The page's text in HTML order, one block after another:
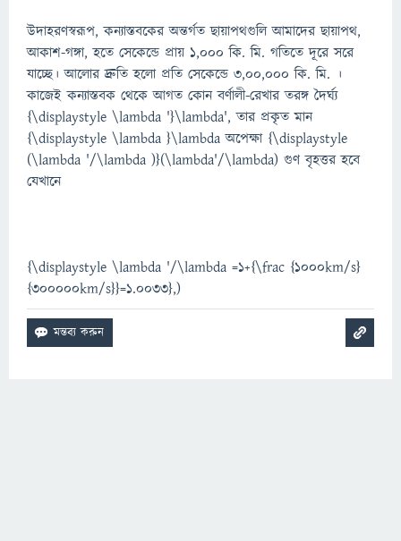
উদাহরণস্বরূপ, কন্যাস্তবকের অন্তর্গত ছায়াপথগুলি আমাদের ছায়াপথ,
আকাশ-গঙ্গা, হতে সেকেন্ডে প্রায় ১,০০০ কি. মি. গতিতে দূরে সরে
যাচ্ছে। আলোর দ্রুতি হলো প্রতি সেকেন্ডে ৩,০০,০০০ কি. মি. ।
কাজেই কন্যাস্তবক থেকে আগত কোন বর্ণালী-রেখার তরঙ্গ দৈর্ঘ্য
{\displaystyle \lambda '}\lambda', তার প্রকৃত মান
{\displaystyle \lambda }\lambda অপেক্ষা {\displaystyle
(\lambda '/\lambda )}(\lambda'/\lambda) গুণ বৃহত্তর হবে
যেখানে
{\displaystyle \lambda '/\lambda =1+{\frac {1000km/s}
{300000km/s}}=1.0033},)